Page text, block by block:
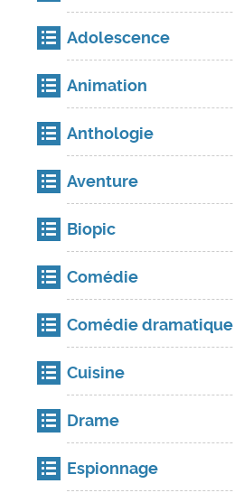
Adolescence
Animation
Anthologie
Aventure
Biopic
Comédie
Comédie dramatique
Cuisine
Drame
Espionnage